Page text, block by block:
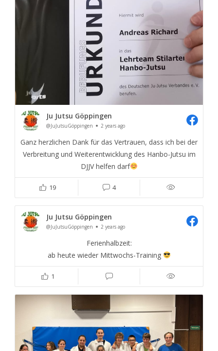
Ju Jutsu Göppingen
@JuJutsuGöppingen 2 years ago
Ganz herzlichen Dank für das Vertrauen, dass ich bei der
Verbreitung und Weiterentwicklung des Hanbo-Jutsu im
DJJV helfen darf
19 4
Ju Jutsu Göppingen
@JuJutsuGöppingen 2 years ago
Ferienhalbzeit:
ab heute wieder Mittwochs-Training
1